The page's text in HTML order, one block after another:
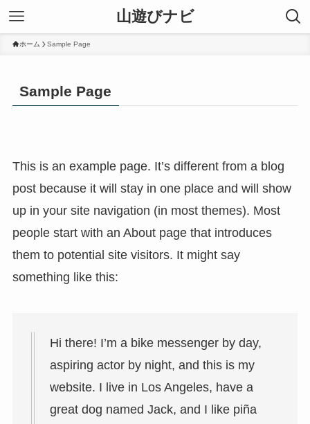
山遊びナビ
ホーム Sample Page
Sample Page
This is an example page. It’s different from a blog
post because it will stay in one place and will show
up in your site navigation (in most themes). Most
people start with an About page that introduces
them to potential site visitors. It might say
something like this:
Hi there! I’m a bike messenger by day,
aspiring actor by night, and this is my
website. I live in Los Angeles, have a
great dog named Jack, and I like piña